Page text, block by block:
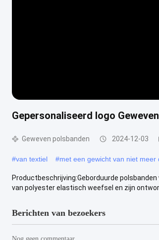
Gepersonaliseerd logo
Geweven polsbanden 2024-12-03
#van textiel #met een gewicht van niet meer
Productbeschrijving:Geborduurde
van polyester elastisch weefsel en zijn
Berichten van bezoekers
Nog geen commentaar